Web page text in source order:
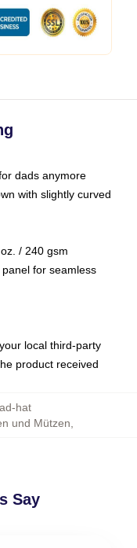
dads anymore
with slightly curved
/ 240 gsm
for seamless
local third-party
product received
hat
und Mützen
Say